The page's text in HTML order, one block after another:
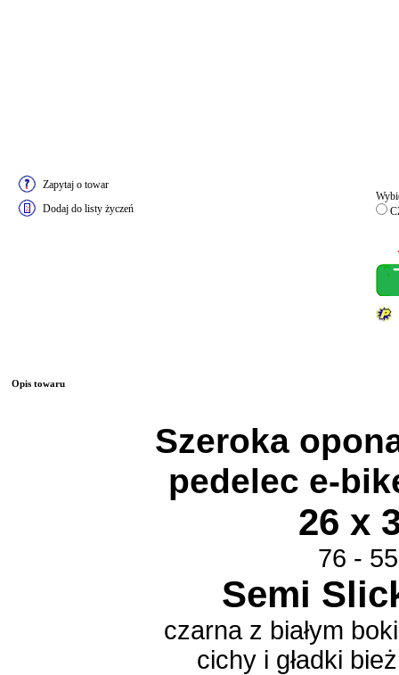
Zapytaj o towar
Dodaj do listy życzeń
Opis towaru
Szeroka
pedelec e-
26 x
76 -
Semi
czarna z białym
cichy i gładki